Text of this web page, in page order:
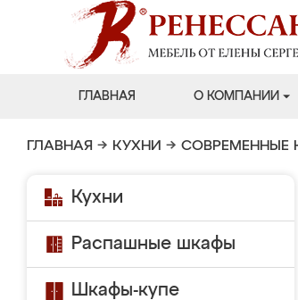
ГЛАВНАЯ О КОМПАНИИ
ГЛАВНАЯ → КУХНИ → СОВРЕМЕННЫЕ
Кухни
Распашные шкафы
Шкафы-купе